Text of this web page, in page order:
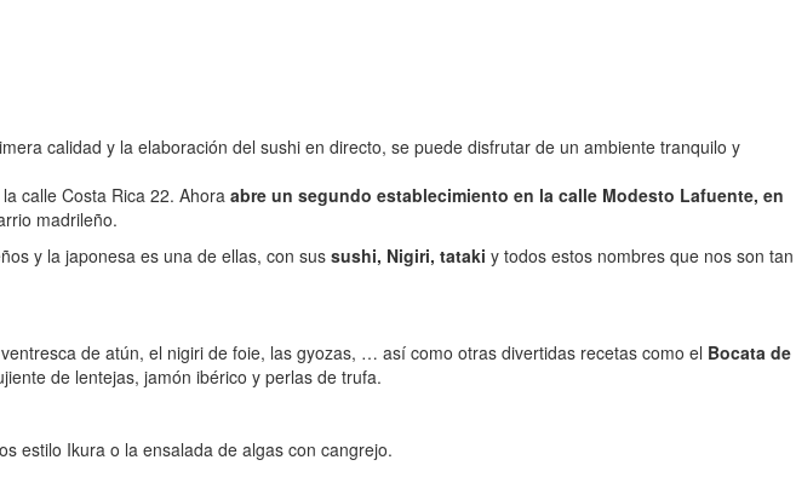
calidad y la elaboración del sushi en directo, se puede disfrutar de un ambiente tranquilo y
calle Costa Rica 22. Ahora abre un segundo establecimiento en la calle Modesto Lafuente, en
madrileño.
y la japonesa es una de ellas, con sus sushi, Nigiri, tataki y todos estos nombres que nos son tan
de atún, el nigiri de foie, las gyozas, … así como otras divertidas recetas como el Bocata de
de lentejas, jamón ibérico y perlas de trufa.
estilo Ikura o la ensalada de algas con cangrejo.